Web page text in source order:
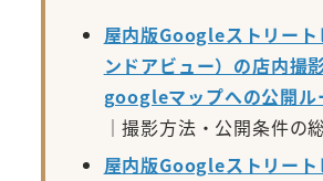
屋内版Googleストリート
ンドアビュー）の店内撮
googleマップへの公開ル
｜撮影方法・公開条件の
屋内版Googleストリート